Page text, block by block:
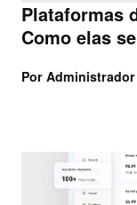
Plataformas
Como elas
Por Administrador